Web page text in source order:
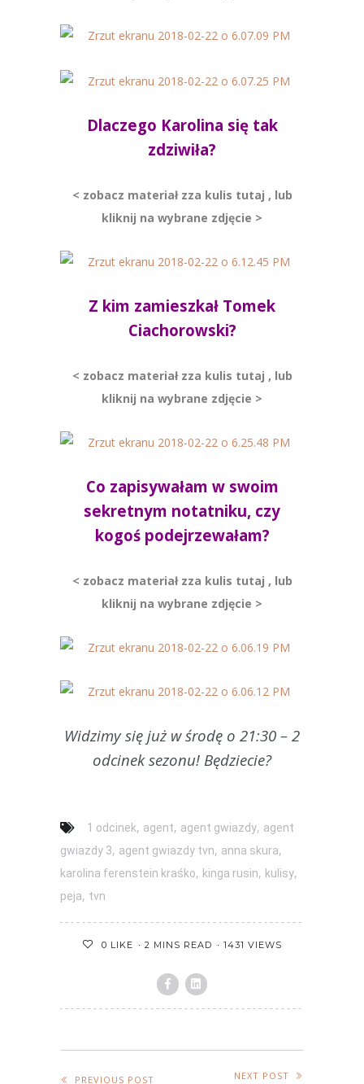
Dlaczego Karolina się tak
zdziwiła?
< zobacz materiał zza kulis tutaj , lub
kliknij na wybrane zdjęcie >
Z kim zamieszkał Tomek
Ciachorowski?
< zobacz materiał zza kulis tutaj , lub
kliknij na wybrane zdjęcie >
Co zapisywałam w swoim
sekretnym notatniku, czy
kogoś podejrzewałam?
< zobacz materiał zza kulis tutaj , lub
kliknij na wybrane zdjęcie >
Widzimy się już w środę o 21:30 – 2
odcinek sezonu! Będziecie?
1 odcinek, agent, agent gwiazdy, agent
gwiazdy 3, agent gwiazdy tvn, anna skura,
karolina ferenstein kraśko, kinga rusin, kulisy,
peja, tvn
0 LIKE 2 MINS READ 1431 VIEWS
PREVIOUS POST NEXT POST